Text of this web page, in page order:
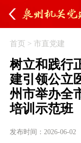
首页 >市直党建
树立和践行
建引领公
州市举办全
培训示范班
发布时间：2026-06-02